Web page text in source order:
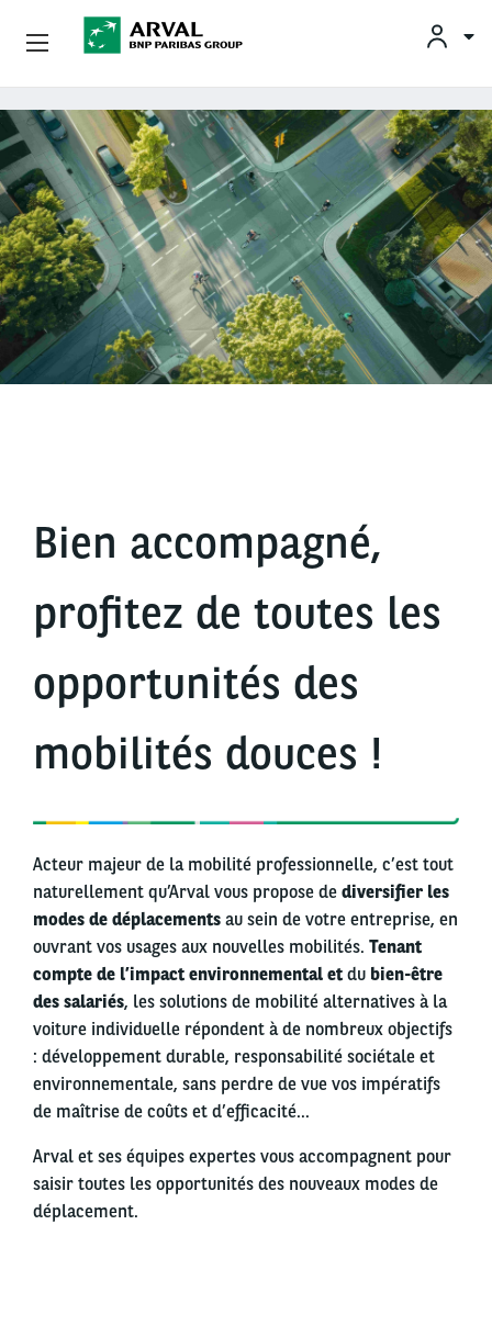
Aller au contenu principal
Bien accompagné,
profitez de toutes les
opportunités des
mobilités douces !
Acteur majeur de la mobilité professionnelle, c’est tout
naturellement qu’Arval vous propose de diversifier les
modes de déplacements au sein de votre entreprise, en
ouvrant vos usages aux nouvelles mobilités. Tenant
compte de l’impact environnemental et du bien-être
des salariés, les solutions de mobilité alternatives à la
voiture individuelle répondent à de nombreux objectifs
: développement durable, responsabilité sociétale et
environnementale, sans perdre de vue vos impératifs
de maîtrise de coûts et d’efficacité…
Arval et ses équipes expertes vous accompagnent pour
saisir toutes les opportunités des nouveaux modes de
déplacement.
OFFRES
BESOINS ET SOLUTIONS
MOBILITÉS DURABLES
CONSEILS & EXPERTISES
QUI SOMMES-NOUS ?‏‎
CONTACTS